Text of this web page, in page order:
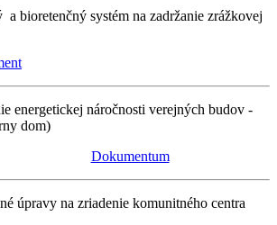
a bioretenčný systém na zadržanie zrážkovej
energetickej náročnosti verejných budov -
dom)
Dokumentum
úpravy na zriadenie komunitného centra